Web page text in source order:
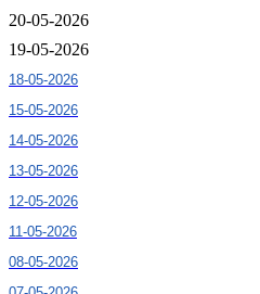
20-05-2026
19-05-2026
18-05-2026
15-05-2026
14-05-2026
13-05-2026
12-05-2026
11-05-2026
08-05-2026